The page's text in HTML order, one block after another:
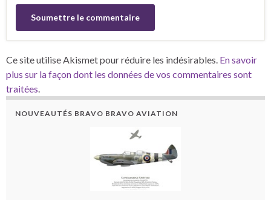
Ce site utilise Akismet pour réduire les indésirables. En savoir
plus sur la façon dont les données de vos commentaires sont
traitées.
NOUVEAUTÉS BRAVO BRAVO AVIATION